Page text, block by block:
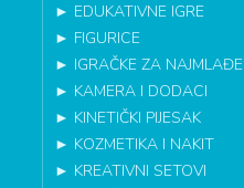
► EDUKATIVNE IGRE
► FIGURICE
► IGRAČKE ZA NAJMLAĐE
► KAMERA I DODACI
► KINETIČKI PIJESAK
► KOZMETIKA I NAKIT
► KREATIVNI SETOVI